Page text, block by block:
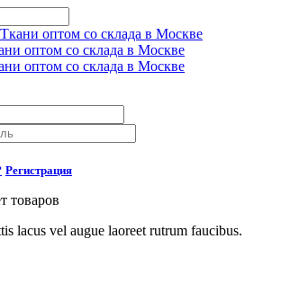
Регистрация
товаров
lacus vel augue laoreet rutrum faucibus.